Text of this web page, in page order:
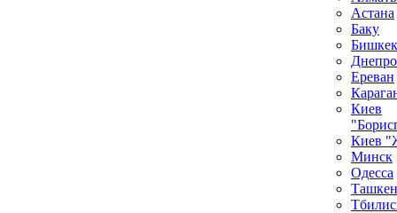
Астана
Баку
Бишкек
Ереван
Киев
Киев
Минск
Одесса